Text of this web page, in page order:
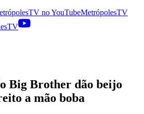
noYouTubeMetrópolesTV
Big Brother dão beijo
a mão boba